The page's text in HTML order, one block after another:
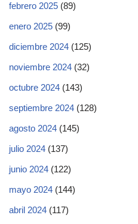
febrero 2025 (89)
enero 2025 (99)
diciembre 2024 (125)
noviembre 2024 (32)
octubre 2024 (143)
septiembre 2024 (128)
agosto 2024 (145)
julio 2024 (137)
junio 2024 (122)
mayo 2024 (144)
abril 2024 (117)